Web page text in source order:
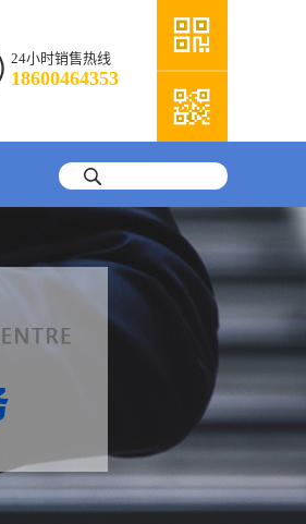
24小时销售热线
18600464353